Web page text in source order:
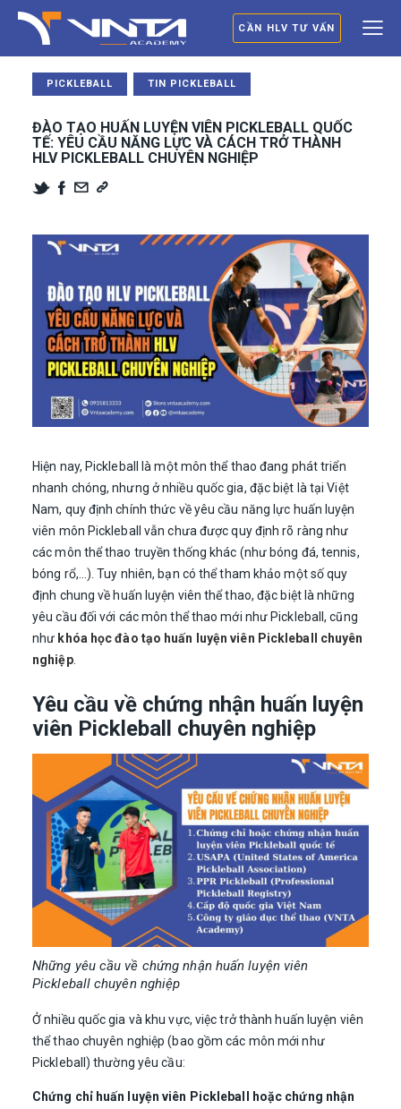
CẦN HLV TƯ VẤN
PICKLEBALL TIN PICKLEBALL
ĐÀO TẠO HUẤN LUYỆN VIÊN PICKLEBALL QUỐC
TẾ: YÊU CẦU NĂNG LỰC VÀ CÁCH TRỞ THÀNH
HLV PICKLEBALL CHUYÊN NGHIỆP
Hiện nay, Pickleball là một môn thể thao đang phát triển
nhanh chóng, nhưng ở nhiều quốc gia, đặc biệt là tại Việt
Nam, quy định chính thức về yêu cầu năng lực huấn luyện
viên môn Pickleball vẫn chưa được quy định rõ ràng như
các môn thể thao truyền thống khác (như bóng đá, tennis,
bóng rổ,…). Tuy nhiên, bạn có thể tham khảo một số quy
định chung về huấn luyện viên thể thao, đặc biệt là những
yêu cầu đối với các môn thể thao mới như Pickleball, cũng
như khóa học đào tạo huấn luyện viên Pickleball chuyên
nghiệp.
Yêu cầu về chứng nhận huấn luyện
viên Pickleball chuyên nghiệp
Những yêu cầu về chứng nhận huấn luyện viên
Pickleball chuyên nghiệp
Ở nhiều quốc gia và khu vực, việc trở thành huấn luyện viên
thể thao chuyên nghiệp (bao gồm các môn mới như
Pickleball) thường yêu cầu:
Chứng chỉ huấn luyện viên Pickleball hoặc chứng nhận